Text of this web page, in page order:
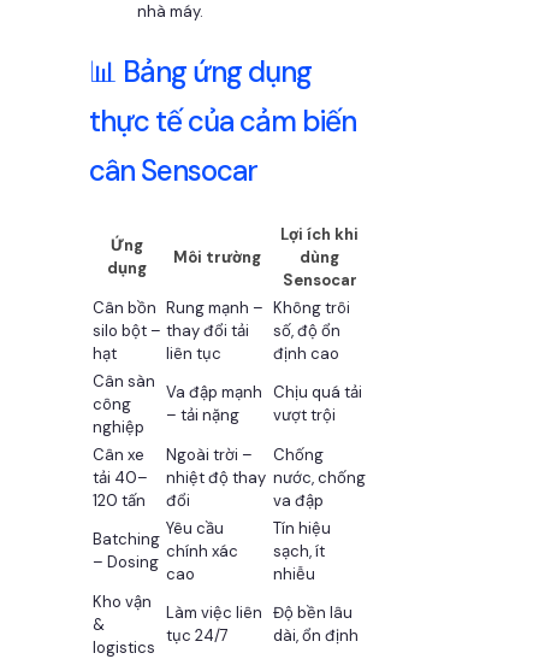
nhà máy.
📊 Bảng ứng dụng
thực tế của cảm biến
cân Sensocar
Ứng
dụng
Môi trường
Lợi ích khi
dùng
Sensocar
Cân bồn
silo bột –
hạt
Rung mạnh –
thay đổi tải
liên tục
Không trôi
số, độ ổn
định cao
Cân sàn
công
nghiệp
Va đập mạnh
– tải nặng
Chịu quá tải
vượt trội
Cân xe
tải 40–
120 tấn
Ngoài trời –
nhiệt độ thay
đổi
Chống
nước, chống
va đập
Batching
– Dosing
Yêu cầu
chính xác
cao
Tín hiệu
sạch, ít
nhiễu
Kho vận
&
logistics
Làm việc liên
tục 24/7
Độ bền lâu
dài, ổn định